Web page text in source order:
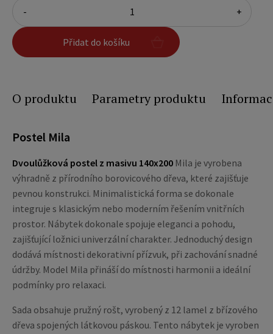
- +
Přidat do košíku
O produktu Parametry produktu
Postel Mila
Dvoulůžková postel z masivu 140x200 Mila je vyrobena
výhradně z přírodního borovicového dřeva, které zajišťuje
pevnou konstrukci. Minimalistická forma se dokonale
integruje s klasickým nebo moderním řešením vnitřních
prostor. Nábytek dokonale spojuje eleganci a pohodu,
zajišťující ložnici univerzální charakter. Jednoduchý design
dodává místnosti dekorativní přízvuk, při zachování snadné
údržby. Model Mila přináší do místnosti harmonii a ideální
podmínky pro relaxaci.
Sada obsahuje pružný rošt, vyrobený z 12 lamel z břízového
dřeva spojených látkovou páskou. Tento nábytek je vyroben